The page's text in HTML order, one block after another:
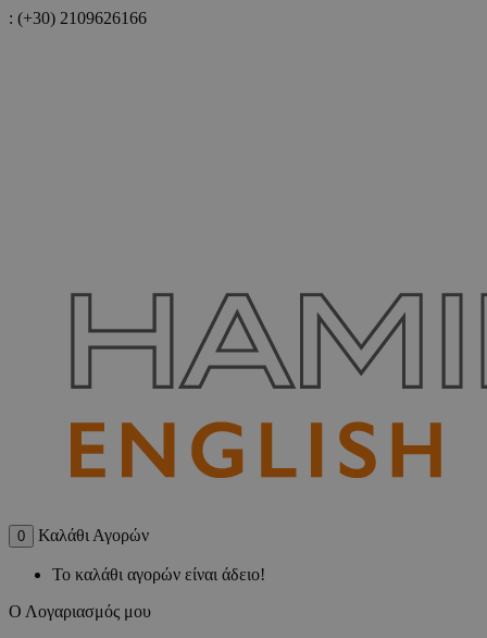
: (+30) 2109626166
0 Καλάθι Αγορών
Το καλάθι αγορών είναι άδειο!
Ο Λογαριασμός μου